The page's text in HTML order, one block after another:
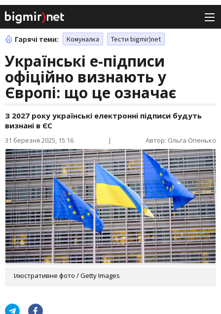
Гарячі теми: Комуналка Тести bigmir)net
Українські e-підписи
офіційно визнають у
Європі: що це означає
З 2027 року українські електронні підписи будуть
визнані в ЄС
31 березня 2025, 15:16 | Автор: Ольга Опенько
Ілюстративне фото / Getty Images